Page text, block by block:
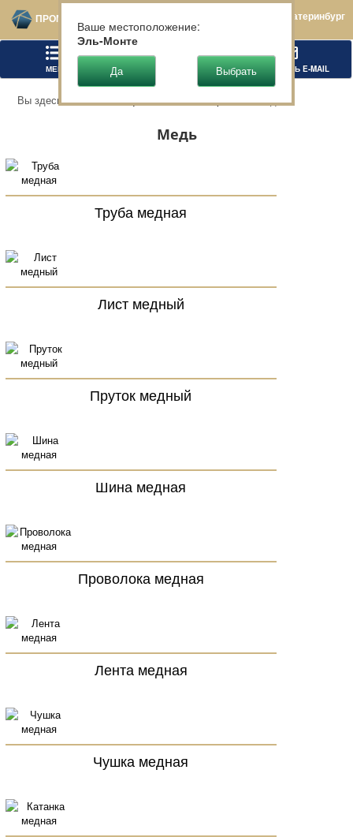
ПРОМТЕХСТАЛЬ Екатеринбург
МЕНЮ НАПИСАТЬ E-MAIL
Вы здесь: Главная Цветной металлопрокат Медь
Медь
Труба медная
Лист медный
Пруток медный
Шина медная
Проволока медная
Лента медная
Чушка медная
Ваше местоположение:
Эль-Монте